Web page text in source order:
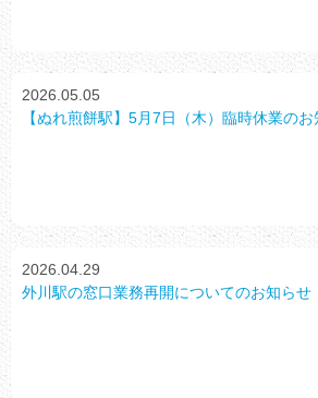
2026.05.05
【ぬれ煎餅駅】5月7日（木）臨時休業の
2026.04.29
外川駅の窓口業務再開についてのお知らせ